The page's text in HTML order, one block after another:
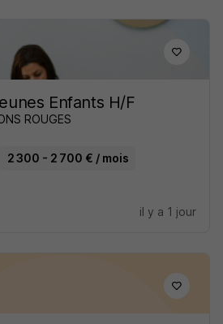
Enfants H/F
ROUGES
2 300 - 2 700 € / mois
il y a 1 jour